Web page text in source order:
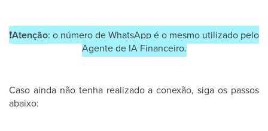
❗Atenção: o número de WhatsApp é o mesmo utilizado pelo
Agente de IA Financeiro.
Caso ainda não tenha realizado a conexão, siga os passos
abaixo: